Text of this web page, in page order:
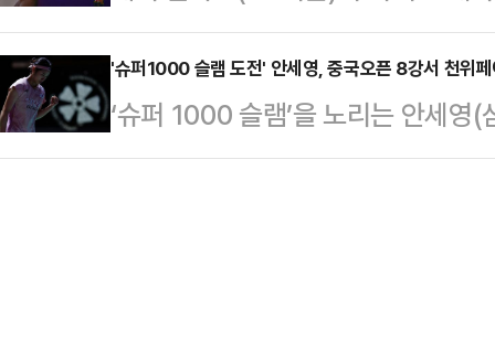
뒀다.하지…
절대 빼놓을 수 없는 강원 동해시.
다. 취향에 맞게, 일정에 맞춰 어디
디를 가도 결코 후회는 없을 것.▲
욕장인 …
다스페인 명문 FC바르셀로나가 공
집 명단을 전격 발표했다. 무엇보다
릴 스타플레이어들이 대거 포함되
다.이번 스쿼드에는 바르셀로나의
'슈퍼1000 슬램 도전' 안세영, 중국오픈 8강서 천위
‘슈퍼 1000 슬램’을 노리는 안세영
번 제압했다.안세영은 25일(한국